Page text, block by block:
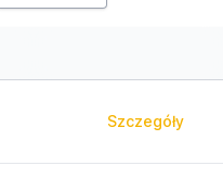
Szczegóły